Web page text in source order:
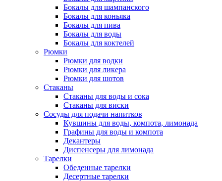
Бокалы для шампанского
Бокалы для коньяка
Бокалы для пива
Бокалы для воды
Бокалы для коктелей
Рюмки
Рюмки для водки
Рюмки для ликера
Рюмки для шотов
Стаканы
Стаканы для воды и сока
Стаканы для виски
Сосуды для подачи напитков
Кувшины для воды, компота, лимонада
Графины для воды и компота
Декантеры
Диспенсеры для лимонада
Тарелки
Обеденные тарелки
Десертные тарелки